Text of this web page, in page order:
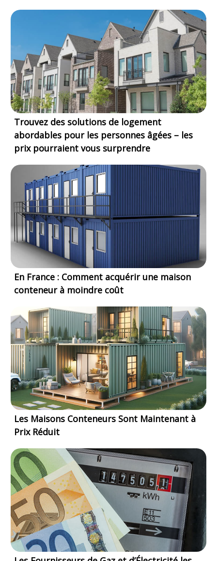
Trouvez des solutions de logement
abordables pour les personnes âgées – les
prix pourraient vous surprendre
En France : Comment acquérir une maison
conteneur à moindre coût
Les Maisons Conteneurs Sont Maintenant à
Prix Réduit